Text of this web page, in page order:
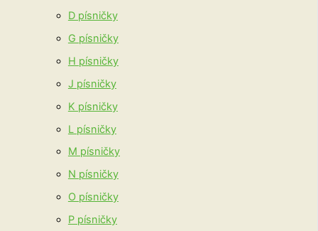
D písničky
G písničky
H písničky
J písničky
K písničky
L písničky
M písničky
N písničky
O písničky
P písničky